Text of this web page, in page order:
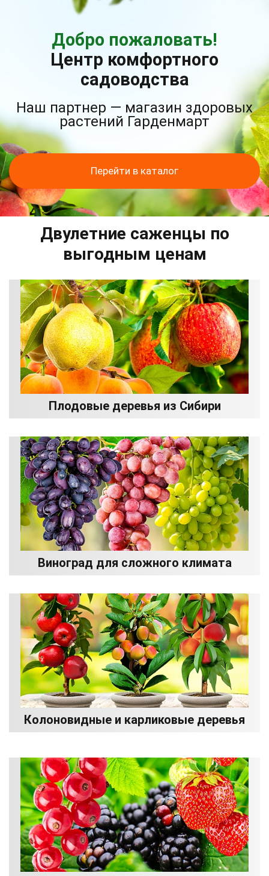
Добро пожаловать!
Центр комфортного
садоводства
Наш партнер — магазин здоровых
растений Гарденмарт
Перейти в каталог
Двулетние саженцы по
выгодным ценам
Плодовые деревья из Сибири
Виноград для сложного климата
Колоновидные и карликовые деревья